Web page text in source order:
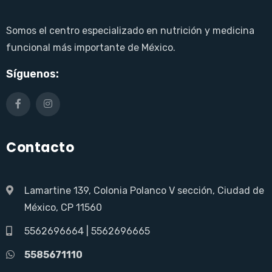
Somos el centro especializado en nutrición y medicina
funcional más importante de México.
Síguenos:
Contacto
Lamartine 139, Colonia Polanco V sección, Ciudad de
México, CP 11560
5562696664 5562696665
5585671110